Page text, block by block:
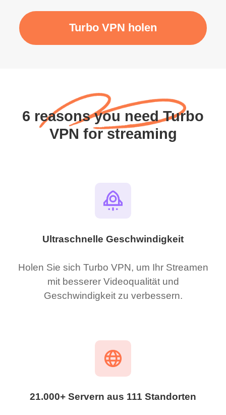
Turbo VPN holen
6 reasons you need Turbo
VPN for streaming
Ultraschnelle Geschwindigkeit
Holen Sie sich Turbo VPN, um Ihr Streamen
mit besserer Videoqualität und
Geschwindigkeit zu verbessern.
21.000+ Servern aus 111 Standorten